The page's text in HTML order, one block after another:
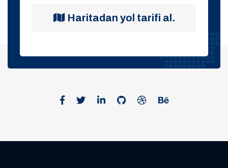
Haritadan yol tarifi al.